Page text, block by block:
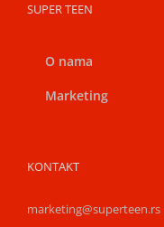
SUPER TEEN
O nama
Marketing
KONTAKT
marketing@superteen.rs